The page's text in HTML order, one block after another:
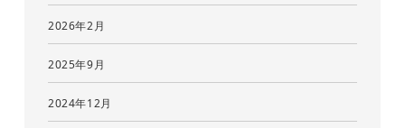
2026年2月
2025年9月
2024年12月